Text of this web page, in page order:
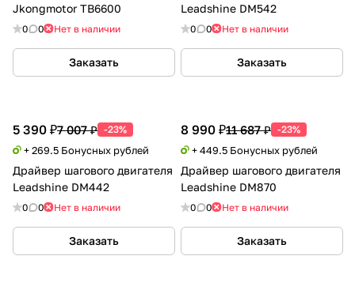
Jkongmotor TB6600
0 0 Нет в наличии
Заказать
Leadshine DM542
0 0 Нет в наличии
Заказать
5 390 ₽7 007 ₽ -23%
+ 269.5 Бонусных рублей
Драйвер шагового двигателя
Leadshine DM442
0 0 Нет в наличии
Заказать
8 990 ₽11 687 ₽ -23%
+ 449.5 Бонусных рублей
Драйвер шагового двигателя
Leadshine DM870
0 0 Нет в наличии
Заказать